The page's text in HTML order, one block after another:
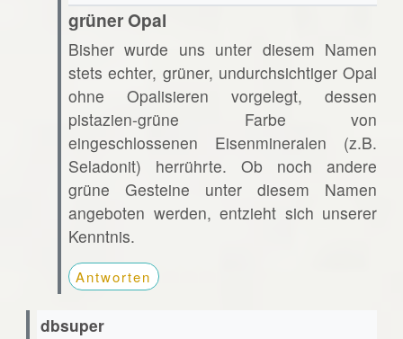
grüner Opal
Bisher wurde uns unter diesem Namen
stets echter, grüner, undurchsichtiger Opal
ohne Opalisieren vorgelegt, dessen
pistazien-grüne Farbe von
eingeschlossenen Eisenmineralen (z.B.
Seladonit) herrührte. Ob noch andere
grüne Gesteine unter diesem Namen
angeboten werden, entzieht sich unserer
Kenntnis.
Antworten
dbsuper